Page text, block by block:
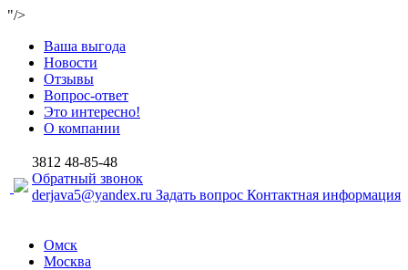
"/>
Ваша выгода
Новости
Отзывы
Вопрос-ответ
Это интересно!
О компании
3812 48-85-48
Обратный звонок
derjava5@yandex.ru Задать вопрос Контактная информация
Омск
Москва